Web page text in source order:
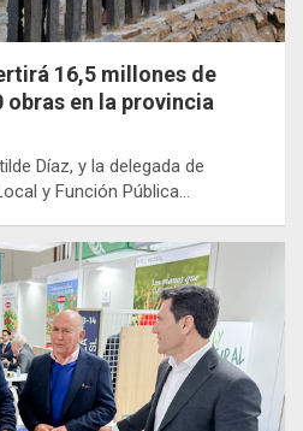
16,5 millones de
obras en la provincia
Díaz, y la delegada de
y Función Pública…